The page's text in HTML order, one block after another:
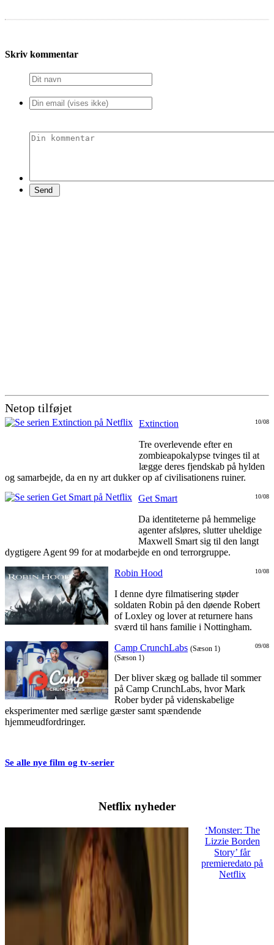
Skriv kommentar
Netop tilføjet
10/08
Extinction
Tre overlevende efter en
zombieapokalypse tvinges til at
lægge deres fjendskab på hylden
og samarbejde, da en ny art dukker op af civilisationens ruiner.
10/08
Get Smart
Da identiteterne på hemmelige
agenter afsløres, slutter uheldige
Maxwell Smart sig til den langt
dygtigere Agent 99 for at modarbejde en ond terrorgruppe.
10/08
Robin Hood
I denne dyre filmatisering støder
soldaten Robin på den døende Robert
of Loxley og lover at returnere hans
sværd til hans familie i Nottingham.
09/08
Camp CrunchLabs (Sæson 1)
(Sæson 1)
Der bliver skæg og ballade til sommer
på Camp CrunchLabs, hvor Mark
Rober byder på videnskabelige
eksperimenter med særlige gæster samt spændende
hjemmeudfordringer.
Se alle nye film og tv-serier
Netflix nyheder
‘Monster: The
Lizzie Borden
Story’ får
premieredato på
Netflix